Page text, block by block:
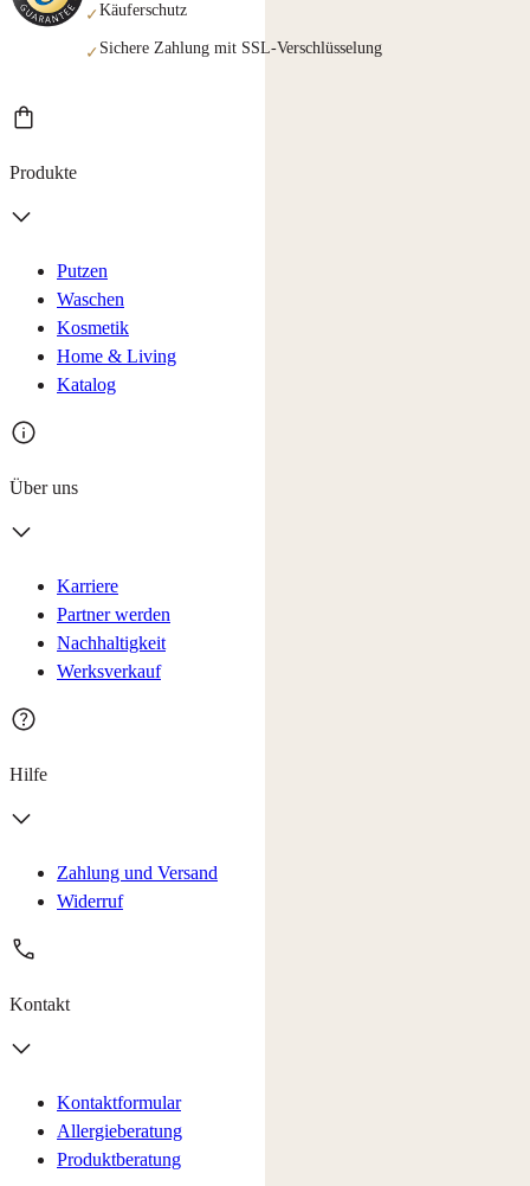
✓Käuferschutz
✓ Sichere Zahlung mit SSL-Verschlüsselung
Produkte
Putzen
Waschen
Kosmetik
Home & Living
Katalog
Über uns
Karriere
Partner werden
Nachhaltigkeit
Werksverkauf
Hilfe
Zahlung und Versand
Widerruf
Kontakt
Kontaktformular
Allergieberatung
Produktberatung